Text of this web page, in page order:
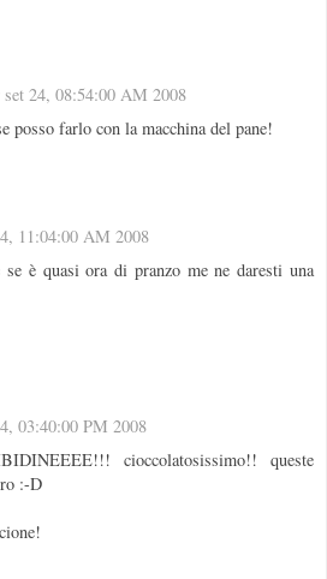
set 24, 08:54:00 AM 2008
posso farlo con la macchina del pane!
11:04:00 AM 2008
se è quasi ora di pranzo me ne daresti una
03:40:00 PM 2008
cioccolatosissimo!! queste
:-D